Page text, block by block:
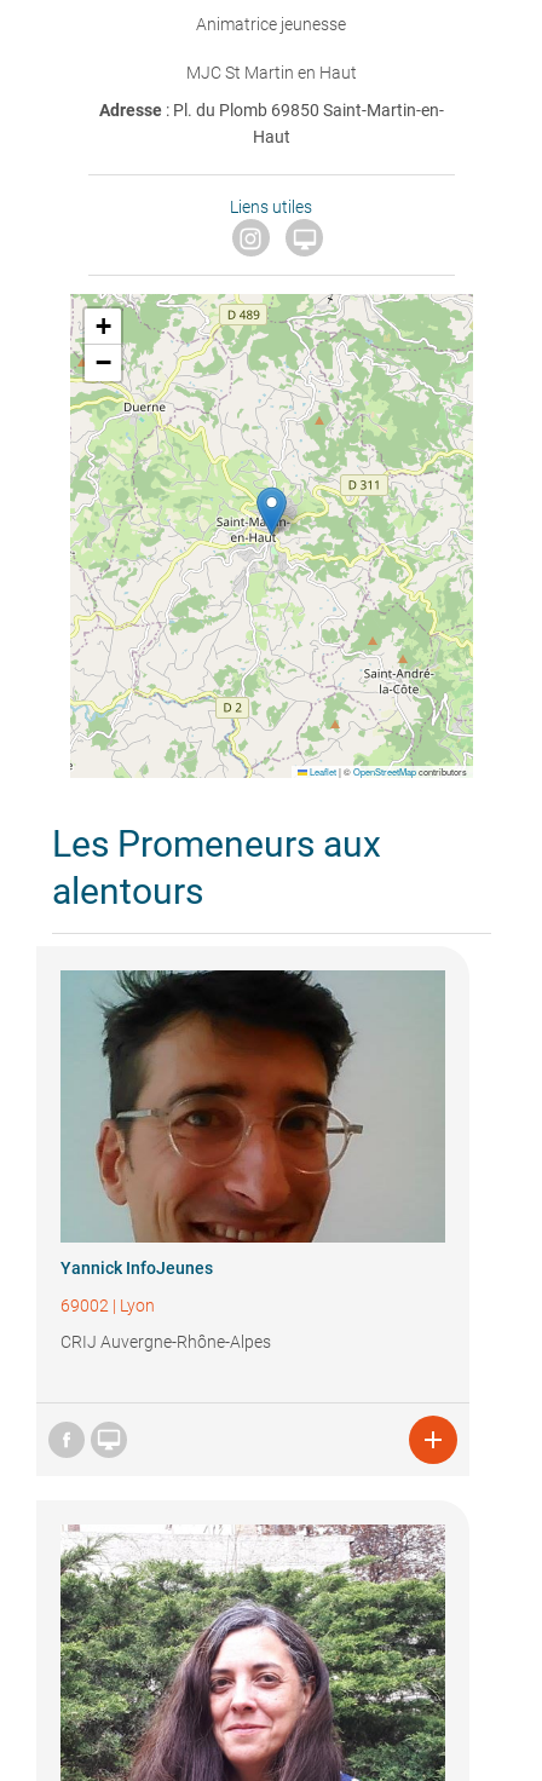
Animatrice jeunesse
MJC St Martin en Haut
Adresse : Pl. du Plomb 69850 Saint-Martin-en-
Haut
Liens utiles

+
−
Leaflet |©OpenStreetMapcontributors
Les Promeneurs aux
alentours
Yannick InfoJeunes
69002 | Lyon
CRIJ Auvergne-Rhône-Alpes
 